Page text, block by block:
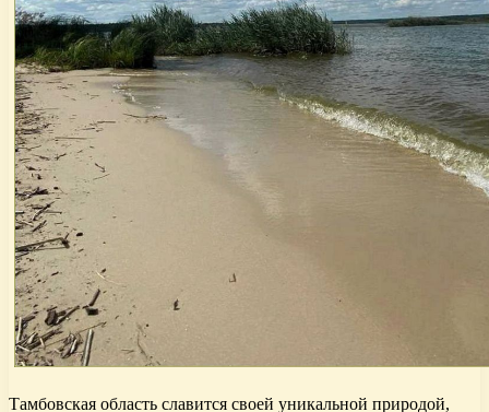
Тамбовская область славится своей уникальной природой,